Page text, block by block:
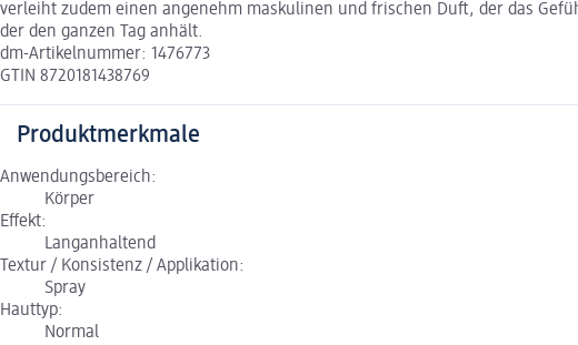
verleiht zudem einen angenehm maskulinen und frischen Duft, der das
der den ganzen Tag anhält.
dm-Artikelnummer: 1476773
GTIN 8720181438769
Produktmerkmale
Anwendungsbereich:
Körper
Effekt:
Langanhaltend
Textur / Konsistenz / Applikation:
Spray
Hauttyp:
Normal